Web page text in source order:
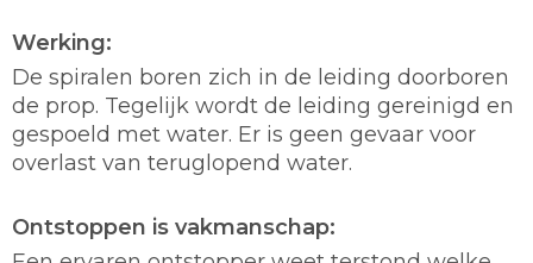
Werking:
De spiralen boren zich in de leiding doorboren
de prop. Tegelijk wordt de leiding gereinigd en
gespoeld met water. Er is geen gevaar voor
overlast van teruglopend water.
Ontstoppen is vakmanschap: